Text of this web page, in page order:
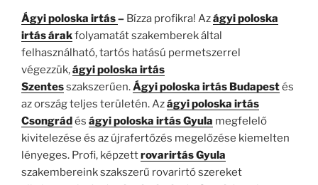
Ágyi poloska irtás– Bízza profikra! Azágyi poloska
irtás árakfolyamatát szakemberek által
felhasználható, tartós hatású permetszerrel
végezzük,ágyi poloska irtás
Szentesszakszerűen.Ágyi poloska irtás Budapestés
az ország teljes területén. Azágyi poloska irtás
Csongrád és ágyi poloska irtás Gyula megfelelő
kivitelezése és az újrafertőzés megelőzése kiemelten
lényeges. Profi, képzettrovarirtás Gyula
szakembereink szakszerű rovarirtó szereket